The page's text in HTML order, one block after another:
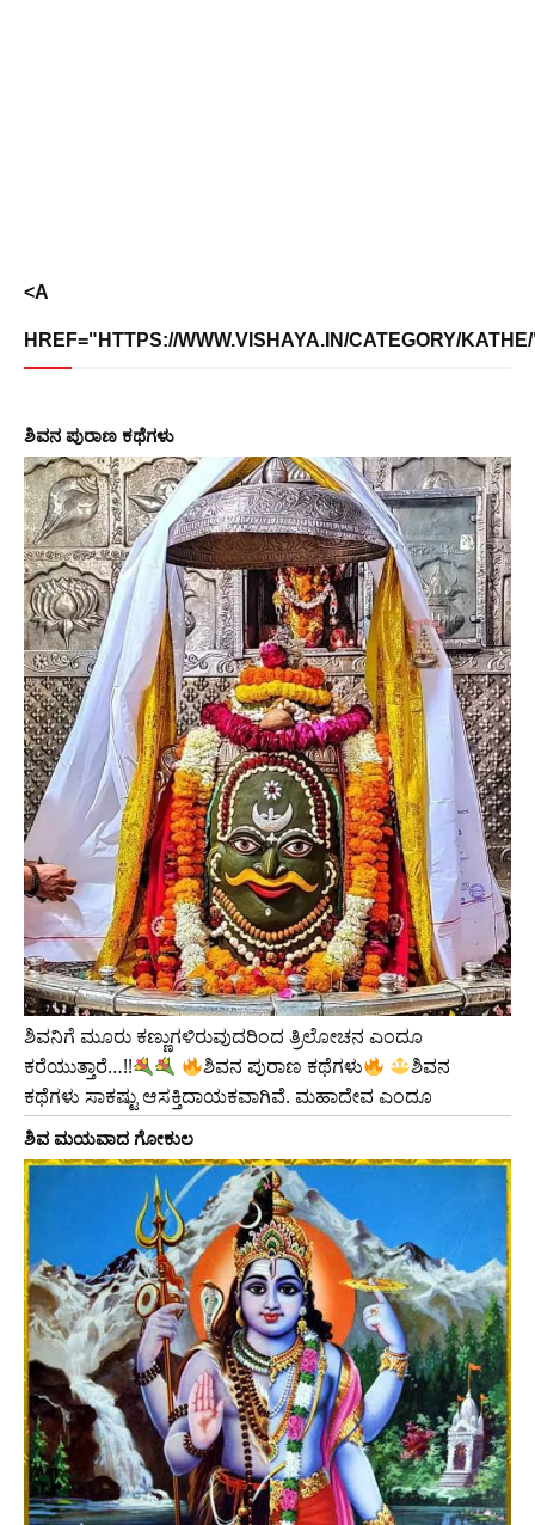
<A
HREF="HTTPS://WWW.VISHAYA.IN/CATEGORY/
ಶಿವನ ಪುರಾಣ ಕಥೆಗಳು
ಶಿವನಿಗೆ ಮೂರು ಕಣ್ಣುಗಳಿರುವುದರಿಂದ ತ್ರಿಲೋಚನ ಎಂದೂ
ಕರೆಯುತ್ತಾರೆ…!!
ಶಿವನ ಪುರಾಣ ಕಥೆಗಳು
ಶಿವನ
ಕಥೆಗಳು ಸಾಕಷ್ಟು ಆಸಕ್ತಿದಾಯಕವಾಗಿವೆ. ಮಹಾದೇವ ಎಂದೂ
ಶಿವ ಮಯವಾದ ಗೋಕುಲ